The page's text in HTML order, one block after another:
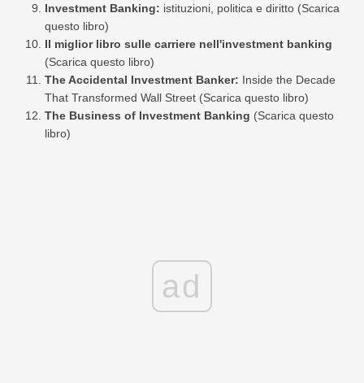
Investment Banking: istituzioni, politica e diritto (Scarica
questo libro)
Il miglior libro sulle carriere nell'investment banking
(Scarica questo libro)
The Accidental Investment Banker: Inside the Decade
That Transformed Wall Street (Scarica questo libro)
The Business of Investment Banking (Scarica questo
libro)
ad